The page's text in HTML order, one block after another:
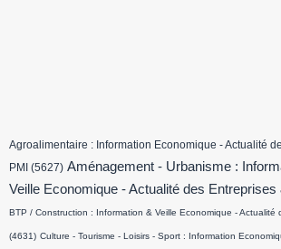
Agroalimentaire : Information Economique - Actualité
PMI (5627) Aménagement - Urbanisme :
Veille Economique - Actualité des Entreprises
BTP / Construction : Information & Veille Economique - Actualité
(4631) Culture - Tourisme - Loisirs - Sport : Information